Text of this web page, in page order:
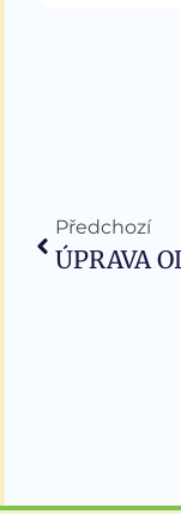
Předchozí